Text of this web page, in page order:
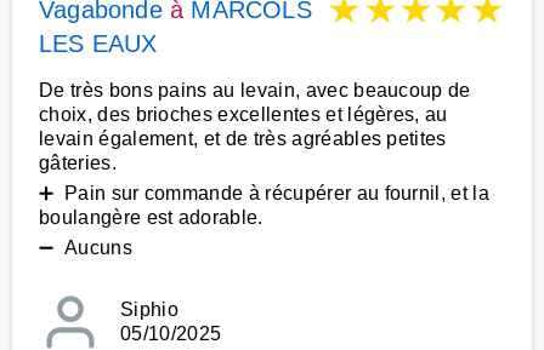
Vagabondeà MARCOLS
LES EAUX
★★★★★
De très bons pains au levain, avec beaucoup de
choix, des brioches excellentes et légères, au
levain également, et de très agréables petites
gâteries.
➕ Pain sur commande à récupérer au fournil, et la
boulangère est adorable.
➖ Aucuns
Siphio
05/10/2025